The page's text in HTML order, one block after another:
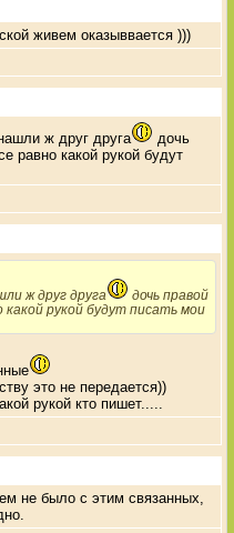
живем оказыввается )))
ж друг друга
дочь
равно какой рукой будут
ж друг друга
дочь правой
рукой будут писать мои
это не передается))
рукой кто пишет.....
не было с этим связанных,